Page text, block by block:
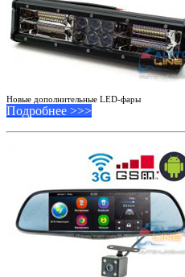
Новые дополнительные LED-фары
Подробнее >>>